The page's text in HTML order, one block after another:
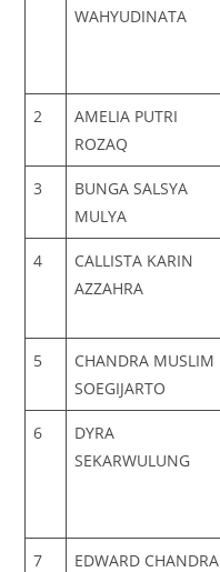
WAHYUDINATA
2
AMELIA PUTRI
ROZAQ
3
BUNGA SALSYA
MULYA
4
CALLISTA KARIN
AZZAHRA
5
CHANDRA MUSLIM
SOEGIJARTO
6
DYRA
SEKARWULUNG
7 EDWARD CHANDRA